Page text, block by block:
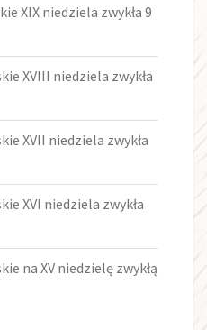
XIX niedziela zwykła 9
XVIII niedziela zwykła
XVII niedziela zwykła
XVI niedziela zwykła
na XV niedzielę zwykłą